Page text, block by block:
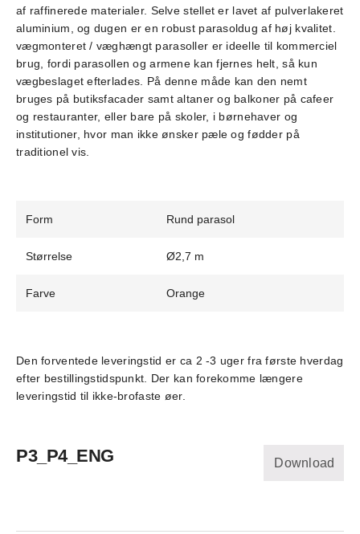
af raffinerede materialer. Selve stellet er lavet af pulverlakeret
aluminium, og dugen er en robust parasoldug af høj kvalitet.
vægmonteret / væghængt parasoller er ideelle til kommerciel
brug, fordi parasollen og armene kan fjernes helt, så kun
vægbeslaget efterlades. På denne måde kan den nemt
bruges på butiksfacader samt altaner og balkoner på cafeer
og restauranter, eller bare på skoler, i børnehaver og
institutioner, hvor man ikke ønsker pæle og fødder på
traditionel vis.
Form Rund parasol
Størrelse Ø2,7 m
Farve Orange
Den forventede leveringstid er ca 2 -3 uger fra første hverdag
efter bestillingstidspunkt. Der kan forekomme længere
leveringstid til ikke-brofaste øer.
P3_P4_ENG Download